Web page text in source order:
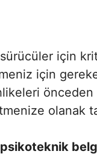
için
için
olanak
psikoteknik